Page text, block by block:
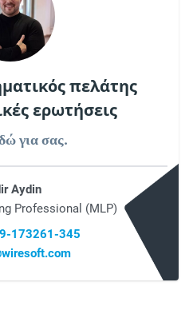
πελάτης
ερωτήσεις
για σας.
Aydin
Professional (MLP)
173261-345